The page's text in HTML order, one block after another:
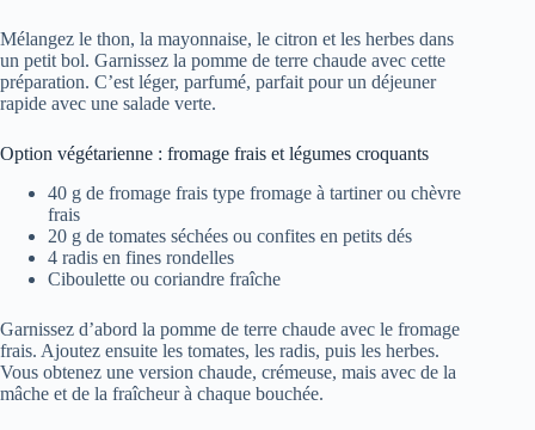
Mélangez le thon, la mayonnaise, le citron et les herbes dans
un petit bol. Garnissez la pomme de terre chaude avec cette
préparation. C’est léger, parfumé, parfait pour un déjeuner
rapide avec une salade verte.
Option végétarienne : fromage frais et légumes croquants
40 g de fromage frais type fromage à tartiner ou chèvre
frais
20 g de tomates séchées ou confites en petits dés
4 radis en fines rondelles
Ciboulette ou coriandre fraîche
Garnissez d’abord la pomme de terre chaude avec le fromage
frais. Ajoutez ensuite les tomates, les radis, puis les herbes.
Vous obtenez une version chaude, crémeuse, mais avec de la
mâche et de la fraîcheur à chaque bouchée.